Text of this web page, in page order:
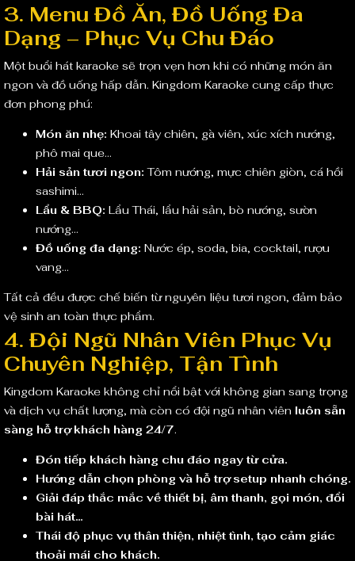
3. Menu Đồ Ăn, Đồ Uống Đa
Dạng – Phục Vụ Chu Đáo
Một buổi hát karaoke sẽ trọn vẹn hơn khi có những món ăn
ngon và đồ uống hấp dẫn. Kingdom Karaoke cung cấp thực
đơn phong phú:
Món ăn nhẹ: Khoai tây chiên, gà viên, xúc xích nướng,
phô mai que…
Hải sản tươi ngon: Tôm nướng, mực chiên giòn, cá hồi
sashimi…
Lẩu & BBQ: Lẩu Thái, lẩu hải sản, bò nướng, sườn
nướng…
Đồ uống đa dạng: Nước ép, soda, bia, cocktail, rượu
vang…
Tất cả đều được chế biến từ nguyên liệu tươi ngon, đảm bảo
vệ sinh an toàn thực phẩm.
4. Đội Ngũ Nhân Viên Phục Vụ
Chuyên Nghiệp, Tận Tình
Kingdom Karaoke không chỉ nổi bật với không gian sang trọng
và dịch vụ chất lượng, mà còn có đội ngũ nhân viên luôn sẵn
sàng hỗ trợ khách hàng 24/7.
Đón tiếp khách hàng chu đáo ngay từ cửa.
Hướng dẫn chọn phòng và hỗ trợ setup nhanh chóng.
Giải đáp thắc mắc về thiết bị, âm thanh, gọi món, đổi
bài hát…
Thái độ phục vụ thân thiện, nhiệt tình, tạo cảm giác
thoải mái cho khách.